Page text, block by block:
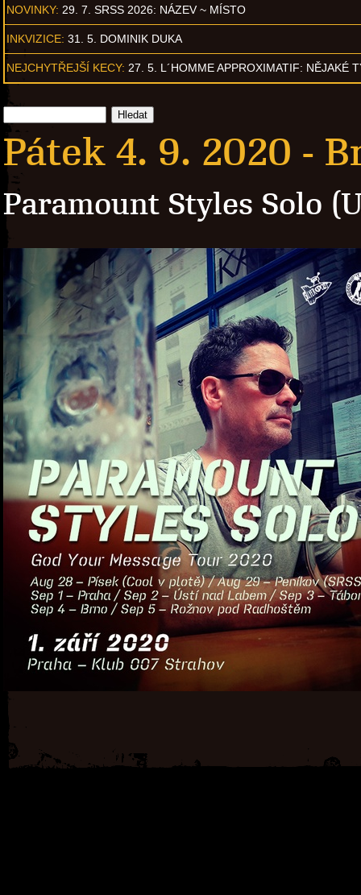
NOVINKY: 29. 7. SRSS 2026: NÁZEV ~ MÍSTO
INKVIZICE: 31. 5. DOMINIK DUKA
NEJCHYTŘEJŠÍ KECY: 27. 5. L´HOMME APPROXIMATIF: NĚJAKÉ
Pátek 4. 9. 2020 -
Paramount Styles Solo